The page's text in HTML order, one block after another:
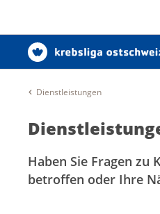
Dienstleistungen
Haben Sie Fragen zu
betroffen oder Ihre